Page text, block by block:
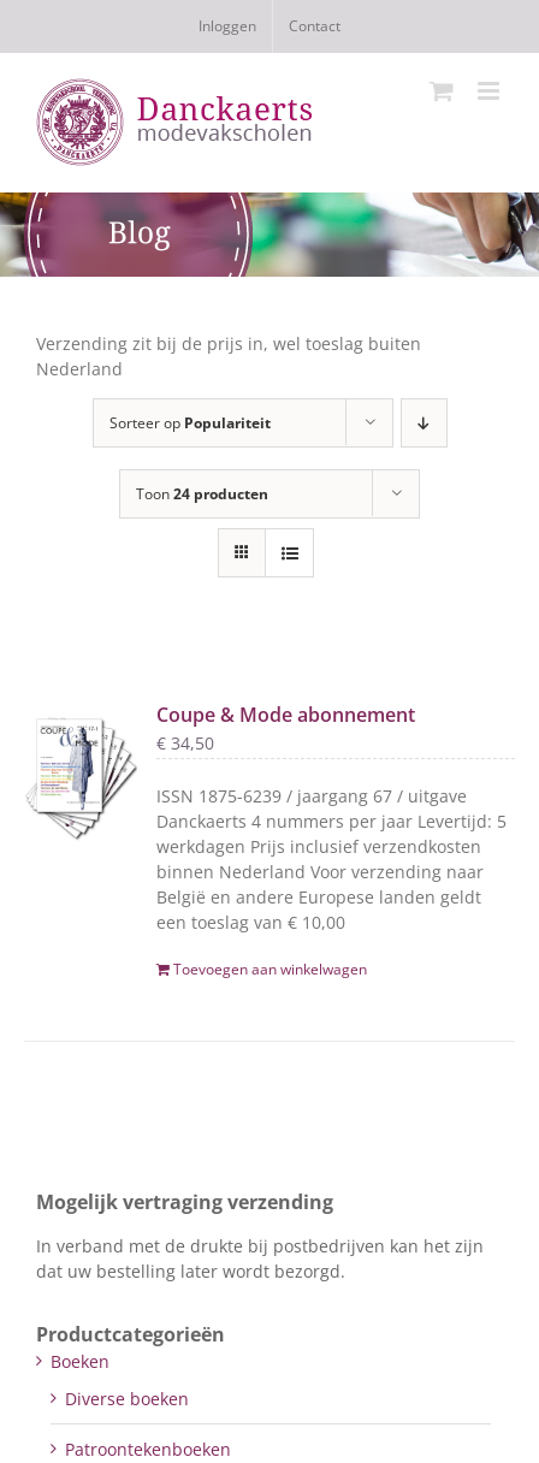
Inloggen Contact
Verzending zit bij de prijs in, wel toeslag buiten
Nederland
Sorteer op Populariteit
Toon24 producten
Coupe & Mode abonnement
€ 34,50
ISSN 1875-6239 / jaargang 67 / uitgave
Danckaerts 4 nummers per jaar Levertijd: 5
werkdagen Prijs inclusief verzendkosten
binnen Nederland Voor verzending naar
België en andere Europese landen geldt
een toeslag van € 10,00
Toevoegen aan winkelwagen
Mogelijk vertraging verzending
In verband met de drukte bij postbedrijven kan het zijn
dat uw bestelling later wordt bezorgd.
Productcategorieën
Boeken
Diverse boeken
Patroontekenboeken